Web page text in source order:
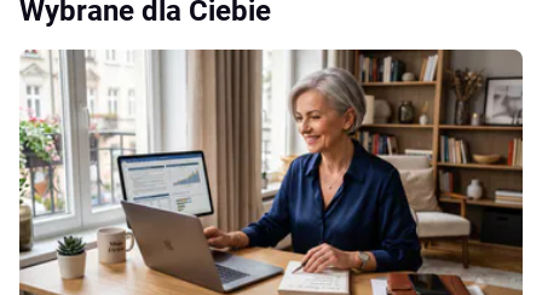
Wybrane dla Ciebie